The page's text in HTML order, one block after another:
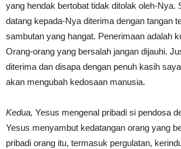
yang hendak bertobat tidak ditolak oleh-Nya.
datang kepada-Nya diterima dengan tangan
sambutan yang hangat. Penerimaan adalah
Orang-orang yang bersalah jangan dijauhi.
diterima dan disapa dengan penuh kasih
akan mengubah kedosaan manusia.
Kedua, Yesus mengenal pribadi si pendosa
Yesus menyambut kedatangan orang yang
pribadi orang itu, termasuk pergulatan,